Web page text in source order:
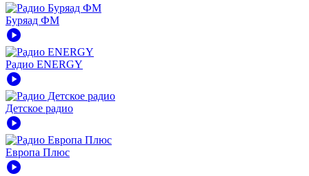
Буряад ФМ
play_circle
Радио ENERGY
play_circle
Детское радио
play_circle
Европа Плюс
play_circle